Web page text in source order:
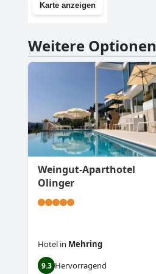
Karte anzeigen
Weitere Optionen
Weingut-Aparthotel
Olinger
Hotel in Mehring
9.3 Hervorragend